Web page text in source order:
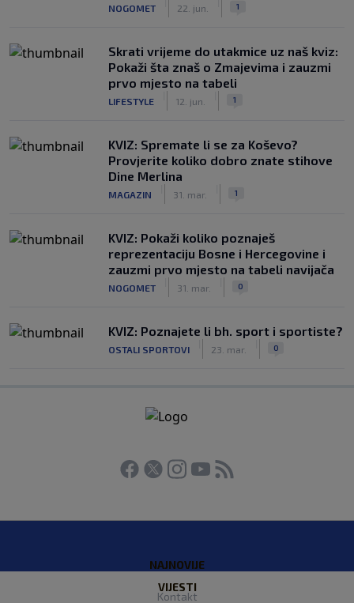
NOGOMET 22. jun. 1
Skrati vrijeme do utakmice uz naš kviz:
Pokaži šta znaš o Zmajevima i zauzmi
prvo mjesto na tabeli
LIFESTYLE 12. jun. 1
KVIZ: Spremate li se za Koševo?
Provjerite koliko dobro znate stihove
Dine Merlina
MAGAZIN 31. mar. 1
KVIZ: Pokaži koliko poznaješ
reprezentaciju Bosne i Hercegovine i
zauzmi prvo mjesto na tabeli navijača
NOGOMET 31. mar. 0
KVIZ: Poznajete li bh. sport i sportiste?
OSTALI SPORTOVI 23. mar. 0
NAJNOVIJE
VIJESTI
Kontakt